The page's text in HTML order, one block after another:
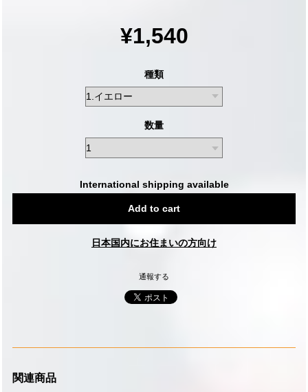
¥1,540
種類
数量
International shipping available
Add to cart
日本国内にお住まいの方向け
通報する
関連商品